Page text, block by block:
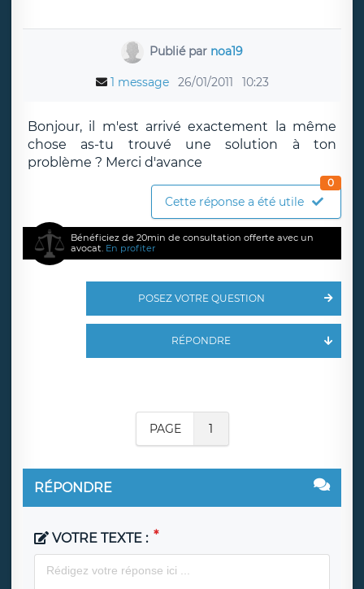
Publié par noa19
1 message 26/01/2011 10:23
Bonjour, il m'est arrivé exactement la même
chose as-tu trouvé une solution à ton
problème ? Merci d'avance
Cette réponse a été utile
0
Bénéficiez de 20min de consultation offerte avec un
avocat. En profiter
POSEZ VOTRE QUESTION
RÉPONDRE
PAGE 1
RÉPONDRE
VOTRE TEXTE :